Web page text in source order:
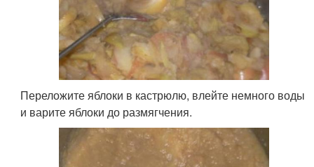
Переложите яблоки в кастрюлю, влейте немного воды
и варите яблоки до размягчения.